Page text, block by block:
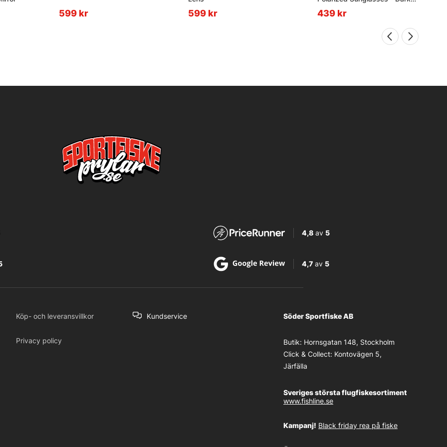
599 kr 599 kr
Grey (Sunny)
439 kr
4,8av 5
4,7av 5
Köp- och leveransvillkor
Privacy policy
Kundservice Söder Sportfiske AB
Butik: Hornsgatan 148, Stockholm
Click & Collect: Kontovägen 5,
Järfälla
Sveriges största flugfiskesortiment
www.fishline.se
Kampanj! Black friday rea på fiske